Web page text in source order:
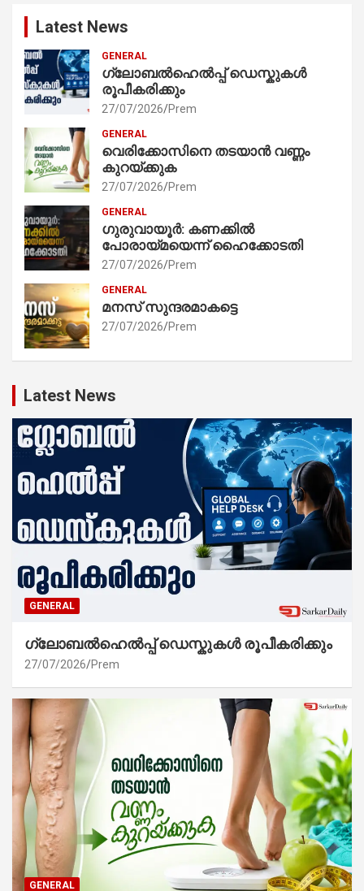
Latest News
GENERAL
ഗ്ലോബൽഹെൽപ്പ് ഡെസ്കുകൾ
രൂപീകരിക്കും
27/07/2026 Prem
GENERAL
വെരിക്കോസിനെ തടയാൻ വണ്ണം
കുറയ്ക്കുക
27/07/2026 Prem
GENERAL
ഗുരുവായൂർ: കണക്കിൽ
പോരായ്മയെന്ന് ഹൈക്കോടതി
27/07/2026 Prem
GENERAL
മനസ് സുന്ദരമാകട്ടെ
27/07/2026 Prem
Latest News
GENERAL
ഗ്ലോബൽഹെൽപ്പ് ഡെസ്കുകൾ രൂപീകരിക്കും
27/07/2026 Prem
GENERAL